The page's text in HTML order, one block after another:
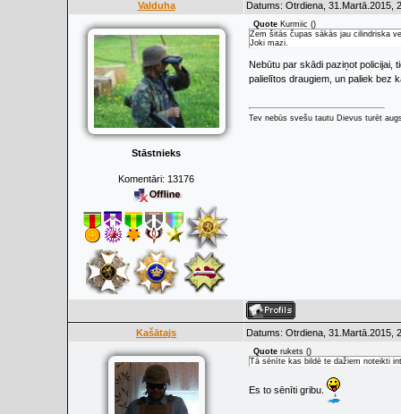
Valduha Datums: Otrdiena, 31.Martā.2015,
Stāstnieks
Komentāri: 13176
Quote Kurmiic ()
Zem šitās čupas sākās jau cilindriska
Joki mazi.
Nebūtu par skādi paziņot policijai,
palielītos draugiem, un paliek bez
Tev nebūs svešu tautu Dievus turēt
Kašātajs Datums: Otrdiena, 31.Martā.2015,
Quote rukets ()
Tā sēnīte kas bildē te dažiem noteikti
Es to sēnīti gribu.